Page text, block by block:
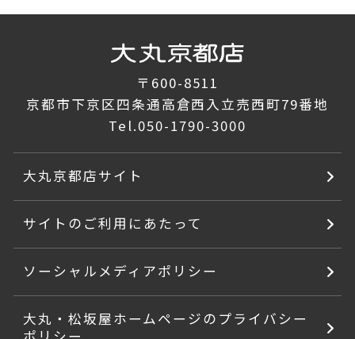
〒600-8511
京都市下京区四条通高倉西入立売西町79番地
Tel.050-1790-3000
大丸京都店サイト
サイトのご利用にあたって
ソーシャルメディアポリシー
大丸・松坂屋ホームページのプライバシー